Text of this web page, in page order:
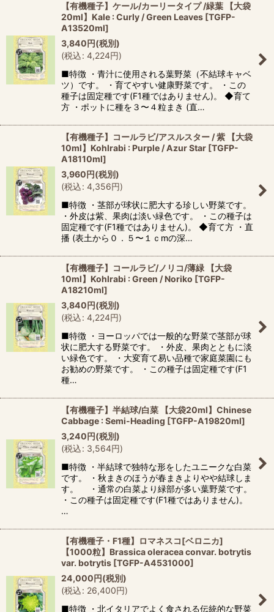
【有機種子】ケール/カーリータイプ /緑葉 【大袋
20ml】Kale : Curly / Green Leaves [TGFP-
A13520ml]
3,840円(税別)
(税込: 4,224円)
■特徴 ・青汁に使用される葉野菜（不結球キャベ
ツ）です。 ・育てやすい健康野菜です。 ・この
種子は固定種です(F1種ではありません)。 ◆育て
方 ・ポットに種を３〜４粒まき (直…
【有機種子】コールラビ/アスルスター / 紫 【大袋
10ml】Kohlrabi : Purple / Azur Star [TGFP-
A18110ml]
3,960円(税別)
(税込: 4,356円)
■特徴 ・茎部が球状に肥大する珍しい野菜です。
・外皮は紫、果肉は淡い緑色です。 ・この種子は
固定種です(F1種ではありません)。 ◆育て方 ・直
播 (表土から０．５〜１ｃmの深…
【有機種子】コールラビ/ノリコ/薄緑 【大袋
10ml】Kohlrabi : Green / Noriko [TGFP-
A18210ml]
3,840円(税別)
(税込: 4,224円)
■特徴 ・ヨーロッパでは一般的な野菜で茎部が球
状に肥大する野菜です。 ・外皮、果肉とともに淡
い緑色です。 ・大変育て易い品種で家庭菜園にも
お勧めの野菜です。 ・この種子は固定種です(F1
種…
【有機種子】半結球/白菜 【大袋20ml】Chinese
Cabbage : Semi-Heading [TGFP-A19820ml]
3,240円(税別)
(税込: 3,564円)
■特徴 ・半結球で独特な形をしたユニークな白菜
です。 ・秋まきのほうが春まきよりやや結球しま
す。 ・通常の白菜より緑部が多い葉野菜です。
・この種子は固定種です(F1種ではありません)。
…
【有機種子・F1種】ロマネスコ[ベロニカ]
【1000粒】Brassica oleracea convar. botrytis
var. botrytis [TGFP-A4531000]
24,000円(税別)
(税込: 26,400円)
■特徴 ・北イタリアでよく食される伝統的な野菜